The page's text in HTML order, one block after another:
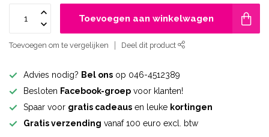
Toevoegen aan winkelwagen
Toevoegen om te vergelijken Deel dit product
Advies nodig? Bel ons op 046-4512389
Besloten Facebook-groep voor klanten!
Spaar voor gratis cadeaus en leuke kortingen
Gratis verzending vanaf 100 euro excl. btw